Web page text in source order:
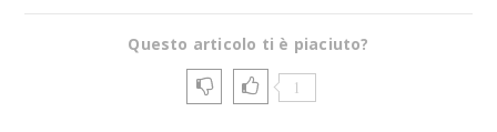
Questo articolo ti è piaciuto?
1